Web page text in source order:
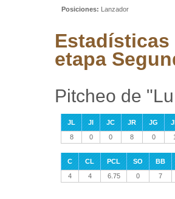
Posiciones: Lanzador
etapa
Pitcheo de
JL JI JC JR JG
8
0 0 8 0
C CL PCL SO
BB
4
4 6.75 0 7